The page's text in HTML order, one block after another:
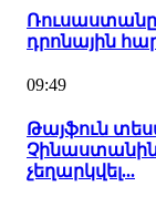
Ռուսաստանը
դրոնային
09:49
Թայֆուն
չեղարկվել...